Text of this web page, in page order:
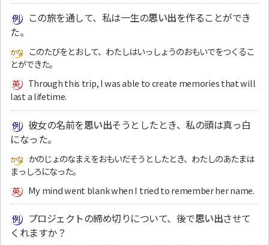
この旅を通して、私は一生の思い出を作ることができ
た。
このたびをとおして、わたしはいっしょうのおもいでをつくるこ
とができた。
Through this trip, I was able to create memories that will
last a lifetime.
彼女の名前を思い出そうとしたとき、私の頭は真っ白
になった。
かのじょのなまえをおもいだそうとしたとき、わたしのあたまは
まっしろになった。
My mind went blank when I tried to remember her name.
プロジェクトの締め切りについて、後で思い出させて
くれますか？